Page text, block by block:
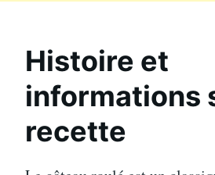
Histoire et
informations
recette